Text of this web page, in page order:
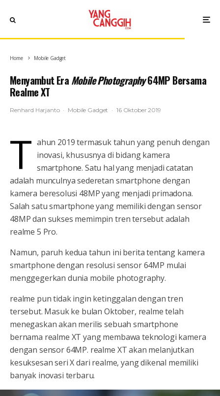
Home Mobile Gadget
Menyambut EraMobile Photography64MP Bersama
Realme XT
Renhard Harjanto · Mobile Gadget · 16 Oktober 2019
T ahun 2019 termasuk tahun yang penuh dengan
inovasi, khususnya di bidang kamera
smartphone. Satu hal yang menjadi catatan
adalah munculnya sederetan smartphone dengan
kamera beresolusi 48MP yang menjadi primadona.
Salah satu smartphone yang memiliki dengan sensor
48MP dan sukses memimpin tren tersebut adalah
realme 5 Pro.
Namun, paruh kedua tahun ini berita tentang kamera
smartphone dengan resolusi sensor 64MP mulai
menggegerkan dunia mobile photography.
realme pun tidak ingin ketinggalan dengan tren
tersebut. Masuk ke bulan Oktober, realme telah
menegaskan akan merilis sebuah smartphone
bernama realme XT yang membawa teknologi kamera
dengan sensor 64MP. realme XT akan melanjutkan
kesuksesan seri X dari realme, yang dikenal memiliki
banyak inovasi terbaru.